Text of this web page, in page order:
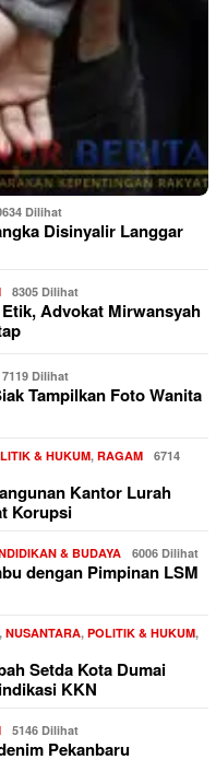
Dilihat
Disinyalir Langgar
8305 Dilihat
Advokat Mirwansyah
7119 Dilihat
Tampilkan Foto Wanita
& HUKUM, RAGAM
6714
Kantor Lurah
Korupsi
& BUDAYA 6006 Dilihat
dengan Pimpinan LSM
, NUSANTARA, POLITIK & HUKUM,
Setda Kota Dumai
KKN
5146 Dilihat
Pekanbaru